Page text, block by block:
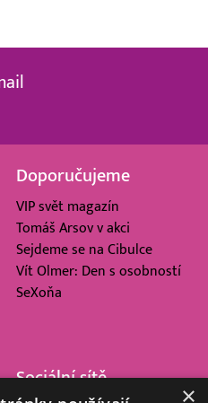
Doporučujeme
VIP svět magazín
Tomáš Arsov v akci
Sejdeme se na Cibulce
Vít Olmer: Den s osobností
SeXoňa
Sociální sítě
×